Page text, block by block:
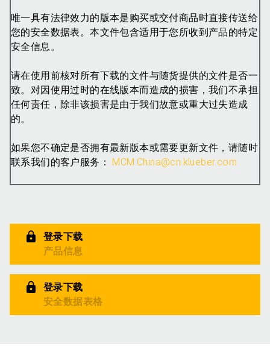
唯一具有法律效力的版本是购买或交付商品时直接传送给
您的安全数据表。本文件包含适用于您所收到产品的特定
安全信息。
请在使用前核对所有下载的文件与随货提供的文件是否一
致。对因使用过时的在线版本而造成的损害，我们不承担
任何责任，除非该损害是由于我们故意或重大过失造成
的。
如果您不确定是否拥有最新版本或需要更新文件，请随时
联系我们的客户服务： MCM.China@cn.klueber.com
登录下载
产品信息
登录下载
安全数据表格